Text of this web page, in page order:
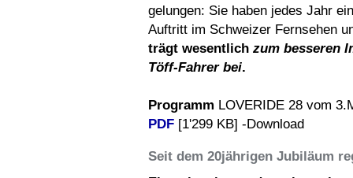
gelungen: Sie haben jedes Jahr
Auftritt im Schweizer Fernsehen
trägt wesentlich zum besseren
Töff-Fahrer bei.
Programm LOVERIDE 28 vom
PDF [1'299 KB] -Download
Seit dem 20jährigen Jubiläum